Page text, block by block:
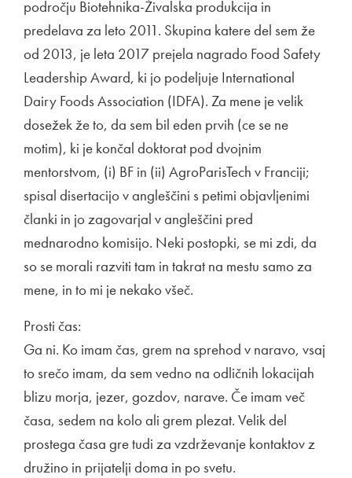
področju Biotehnika-Živalska produkcija in
predelava za leto 2011. Skupina katere del sem že
od 2013, je leta 2017 prejela nagrado Food Safety
Leadership Award, ki jo podeljuje International
Dairy Foods Association (IDFA). Za mene je velik
dosežek že to, da sem bil eden prvih (ce se ne
motim), ki je končal doktorat pod dvojnim
mentorstvom, (i) BF in (ii) AgroParisTech v Franciji;
spisal disertacijo v angleščini s petimi objavljenimi
članki in jo zagovarjal v angleščini pred
mednarodno komisijo. Neki postopki, se mi zdi, da
so se morali razviti tam in takrat na mestu samo za
mene, in to mi je nekako všeč.
Prosti čas:
Ga ni. Ko imam čas, grem na sprehod v naravo, vsaj
to srečo imam, da sem vedno na odličnih lokacijah
blizu morja, jezer, gozdov, narave. Če imam več
časa, sedem na kolo ali grem plezat. Velik del
prostega časa gre tudi za vzdrževanje kontaktov z
družino in prijatelji doma in po svetu.